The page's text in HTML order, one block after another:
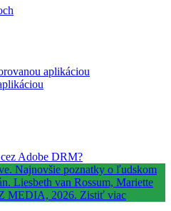
aplikáciou
Adobe DRM?